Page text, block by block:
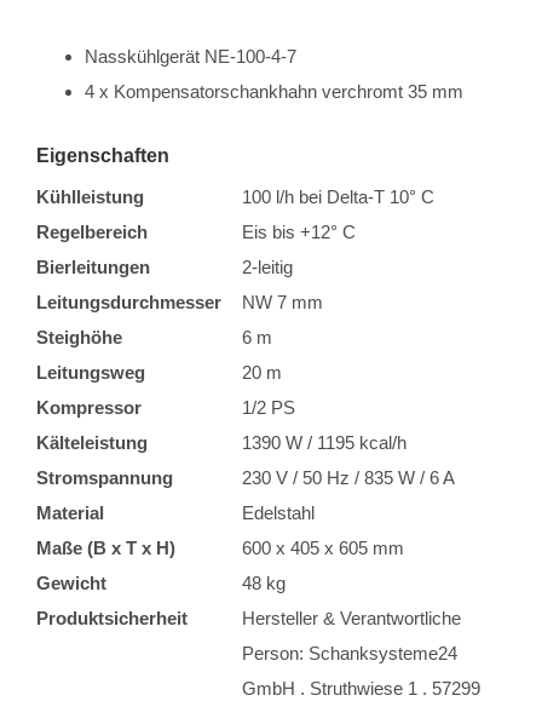
Nasskühlgerät NE-100-4-7
4 x Kompensatorschankhahn verchromt 35 mm
Eigenschaften
Kühlleistung
100 l/h bei Delta-T 10° C
Regelbereich
Eis bis +12° C
Bierleitungen
2-leitig
Leitungsdurchmesser
NW 7 mm
Steighöhe
6 m
Leitungsweg
20 m
Kompressor
1/2 PS
Kälteleistung
1390 W / 1195 kcal/h
Stromspannung
230 V / 50 Hz / 835 W / 6 A
Material
Edelstahl
Maße (B x T x H)
600 x 405 x 605 mm
Gewicht
48 kg
Produktsicherheit
Hersteller & Verantwortliche
Person: Schanksysteme24
GmbH . Struthwiese 1 . 57299